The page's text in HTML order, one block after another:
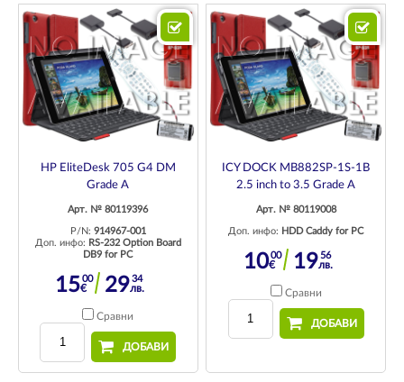
HP EliteDesk 705 G4 DM
Grade A
Арт. № 80119396
P/N: 914967-001
Доп. инфо: RS-232 Option Board
DB9 for PC
1500
€ 2934
лв.
Сравни
ДОБАВИ
ICY DOCK MB882SP-1S-1B
2.5 inch to 3.5 Grade A
Арт. № 80119008
Доп. инфо: HDD Caddy for PC
1000
€ 1956
лв.
Сравни
ДОБАВИ